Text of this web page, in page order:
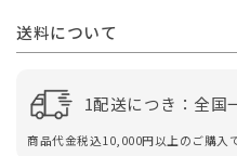
送料について
1配送につき：全国
商品代金税込10,000円以上のご購入